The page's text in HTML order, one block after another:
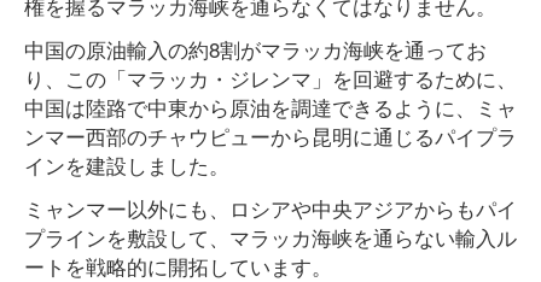
中国の原油輸入の約8割がマラッカ海峡を通ってお
り、この「マラッカ・ジレンマ」を回避するために、
中国は陸路で中東から原油を調達できるように、ミャ
ンマー西部のチャウピューから昆明に通じるパイプラ
インを建設しました。
ミャンマー以外にも、ロシアや中央アジアからもパイ
プラインを敷設して、マラッカ海峡を通らない輸入ル
ートを戦略的に開拓しています。